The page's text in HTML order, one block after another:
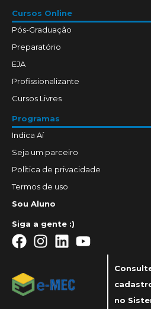
Cursos Online
Pós-Graduação
Preparatório
EJA
Profissionalizante
Cursos Livres
Programas
Indica Aí
Seja um parceiro
Política de privacidade
Termos de uso
Sou Aluno
Siga a gente :)
no